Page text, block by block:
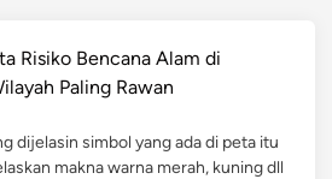
Risiko Bencana Alam di
Paling Rawan
dijelasin simbol yang ada di peta itu
makna warna merah, kuning dll